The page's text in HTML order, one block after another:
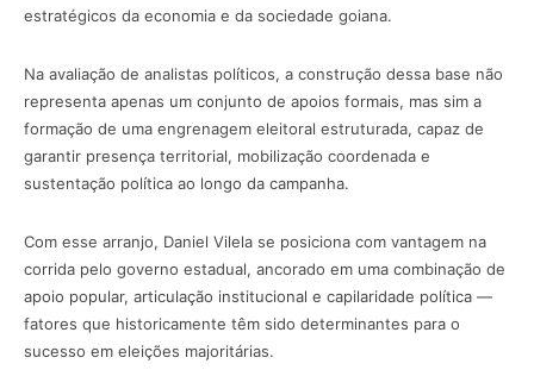
estratégicos da economia e da sociedade goiana.
Na avaliação de analistas políticos, a construção dessa base não
representa apenas um conjunto de apoios formais, mas sim a
formação de uma engrenagem eleitoral estruturada, capaz de
garantir presença territorial, mobilização coordenada e
sustentação política ao longo da campanha.
Com esse arranjo, Daniel Vilela se posiciona com vantagem na
corrida pelo governo estadual, ancorado em uma combinação de
apoio popular, articulação institucional e capilaridade política —
fatores que historicamente têm sido determinantes para o
sucesso em eleições majoritárias.